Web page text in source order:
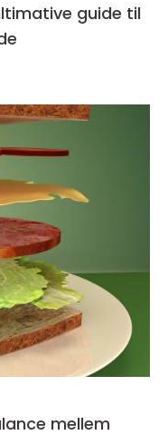
mellem